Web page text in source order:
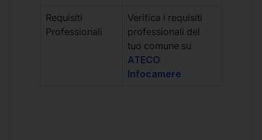
Requisiti
Professionali
Verifica i requisiti
professionali del
tuo comune su
ATECO
Infocamere